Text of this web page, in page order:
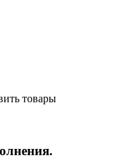
товары